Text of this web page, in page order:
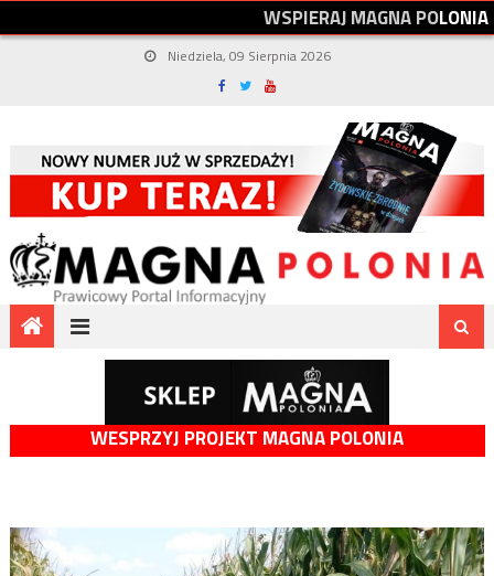
WSPIERAJMAGNAPOLONIA
Niedziela, 09 Sierpnia 2026
WESPRZYJ PROJEKT MAGNA POLONIA